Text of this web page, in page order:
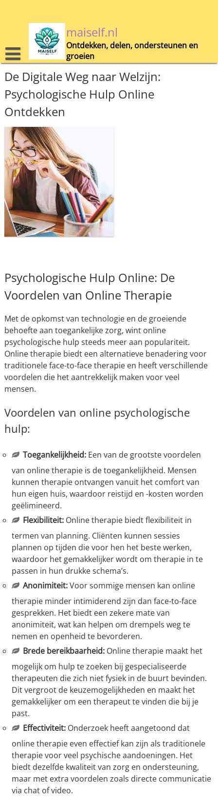
maiself.nl
Ontdekken, delen, ondersteunen en
groeien
De Digitale Weg naar Welzijn:
Psychologische Hulp Online
Ontdekken
Psychologische Hulp Online: De
Voordelen van Online Therapie
Met de opkomst van technologie en de groeiende
behoefte aan toegankelijke zorg, wint online
psychologische hulp steeds meer aan populariteit.
Online therapie biedt een alternatieve benadering voor
traditionele face-to-face therapie en heeft verschillende
voordelen die het aantrekkelijk maken voor veel
mensen.
Voordelen van online psychologische
hulp:
Toegankelijkheid:Een van de grootste voordelen
van online therapie is de toegankelijkheid. Mensen
kunnen therapie ontvangen vanuit het comfort van
hun eigen huis, waardoor reistijd en -kosten worden
geëlimineerd.
Flexibiliteit:Online therapie biedt flexibiliteit in
termen van planning. Cliënten kunnen sessies
plannen op tijden die voor hen het beste werken,
waardoor het gemakkelijker wordt om therapie in te
passen in hun drukke schema’s.
Anonimiteit:Voor sommige mensen kan online
therapie minder intimiderend zijn dan face-to-face
gesprekken. Het biedt een zekere mate van
anonimiteit, wat kan helpen om drempels weg te
nemen en openheid te bevorderen.
Brede bereikbaarheid:Online therapie maakt het
mogelijk om hulp te zoeken bij gespecialiseerde
therapeuten die zich niet fysiek in de buurt bevinden.
Dit vergroot de keuzemogelijkheden en maakt het
gemakkelijker om een therapeut te vinden die bij je
past.
Effectiviteit:Onderzoek heeft aangetoond dat
online therapie even effectief kan zijn als traditionele
therapie voor veel psychische aandoeningen. Het
biedt dezelfde kwaliteit van zorg en ondersteuning,
maar met extra voordelen zoals directe communicatie
via chat of video.